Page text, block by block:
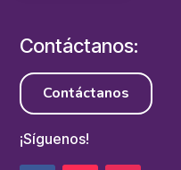
Contáctanos:
Contáctanos
¡Síguenos!